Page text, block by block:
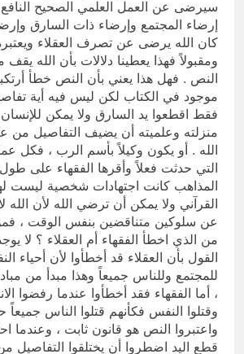
سيرضى عن العمل العلمي الصحيح النافع
إرضاء المجتمع وإرضاء ذات السارق
كان الله يرضى عن تصرف العقلاء
ومقبولاً فهذا يعطينا دلالات بأن الله
النص . فهل هذا يعني بأن النص خطأ
موجود في الكتاب لكن ليس فيه أية
فقط اقطعوا يد السارق ولا يمكن
منزلته وعلميته أن يضيف التفاصيل من
الله . أو يكون وكيلاً بأسم الرب ، فكل
المذاهب كانت اجتهادات شخصية ليست
القرآني ولا يمكن أن ترضي الله لأن
عن سلوكين متناقضين بنفس الوقت ،
من الذي اخطأ الفقهاء أم العقلاء ؟ لا
القول بأن العقلاء قد أخطأوا لأن أحياء
للمجتمع وللناس جميعاً وهذا مبدأ من
، أما الفقهاء فقد أخطأوا عندما رفضوا
وقتلوا النفس فكأنهم قتلوا الناس
واعتبروا النص هو قانون ثابت ، وعندما
قطع اليد اضطروا أن يختلقوا التفاصيل